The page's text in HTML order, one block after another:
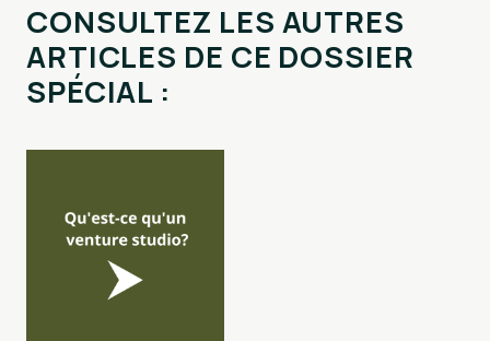
CONSULTEZ LES AUTRES
ARTICLES DE CE DOSSIER
SPÉCIAL :